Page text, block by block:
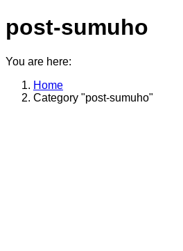
post-sumuho
You are here:
Home
Category "post-sumuho"